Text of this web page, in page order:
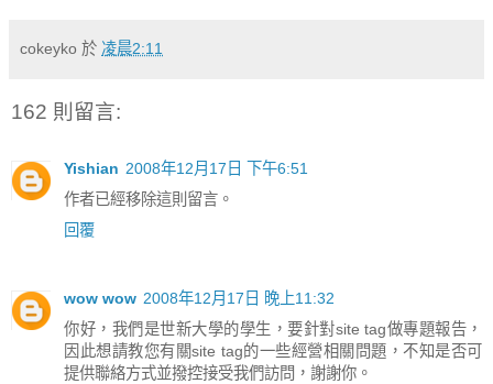
cokeyko 於 凌晨2:11
162 則留言:
Yishian 2008年12月17日 下午6:51
作者已經移除這則留言。
回覆
wow wow 2008年12月17日 晚上11:32
你好，我們是世新大學的學生，要針對site tag做專題報告，
因此想請教您有關site tag的一些經營相關問題，不知是否可
提供聯絡方式並撥控接受我們訪問，謝謝你。